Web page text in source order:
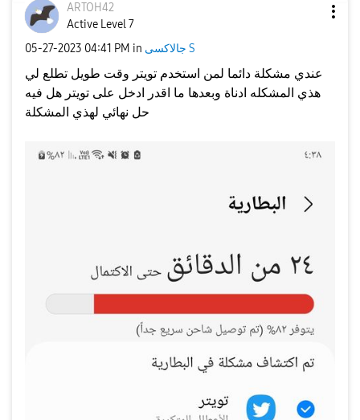
ARTOH42
Active Level 7
‎05-27-2023 04:41 PM in جالاكسى S
عندي مشكلة دائما لمن استخدم تويتر وقت طويل تطلع لي
هذي المشكله ادناة وبعدها ما اقدر ادخل على تويتر هل فيه